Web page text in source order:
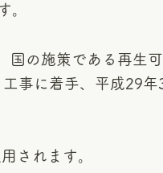
。
の施策である再生
事に着手、平成29年
されます。